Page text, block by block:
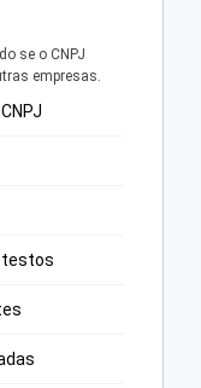
se o CNPJ
empresas.